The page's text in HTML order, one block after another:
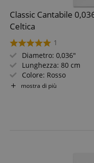
Classic Cantabile
Celtica
1
Diametro: 0,036"
Lunghezza: 80 cm
Colore: Rosso
Materiale: Nylon
mostra di più